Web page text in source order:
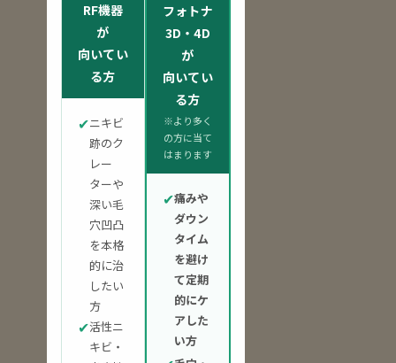
RF機器
が
向いてい
る方
✔ニキビ
跡のク
レー
ターや
深い毛
穴凹凸
を本格
的に治
したい
方
✔活性ニ
キビ・
フォトナ
3D・4D
が
向いてい
る方
※より多く
の方に当て
はまります
✔痛みや
ダウン
タイム
を避け
て定期
的にケ
アした
い方